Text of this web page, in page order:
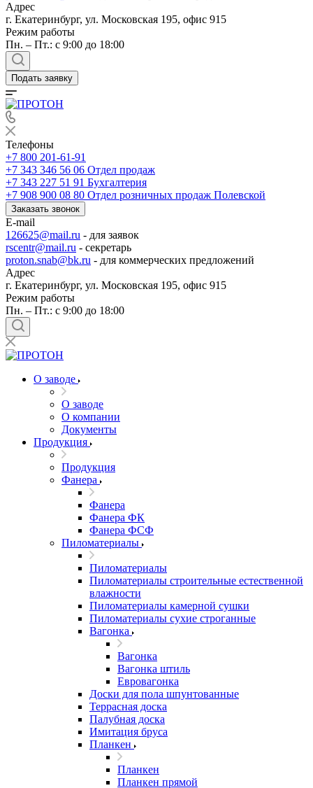
Адрес
г. Екатеринбург, ул. Московская 195, офис 915
Режим работы
Пн. – Пт.: с 9:00 до 18:00
Подать заявку
Телефоны
+7 800 201-61-91
+7 343 346 56 06 Отдел продаж
+7 343 227 51 91 Бухгалтерия
+7 908 900 08 80 Отдел розничных продаж Полевской
Заказать звонок
E-mail
126625@mail.ru - для заявок
rscentr@mail.ru - секретарь
proton.snab@bk.ru - для коммерческих предложений
Адрес
г. Екатеринбург, ул. Московская 195, офис 915
Режим работы
Пн. – Пт.: с 9:00 до 18:00
О заводе
О заводе
О компании
Документы
Продукция
Продукция
Фанера
Фанера
Фанера ФК
Фанера ФСФ
Пиломатериалы
Пиломатериалы
Пиломатериалы строительные естественной
влажности
Пиломатериалы камерной сушки
Пиломатериалы сухие строганные
Вагонка
Вагонка
Вагонка штиль
Евровагонка
Доски для пола шпунтованные
Террасная доска
Палубная доска
Имитация бруса
Планкен
Планкен
Планкен прямой